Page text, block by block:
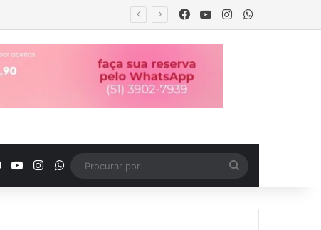
Facebook
YouTubeInstagram
Facebook
YouTubeInstagramWhatsApp
por